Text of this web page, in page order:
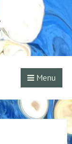
Menu